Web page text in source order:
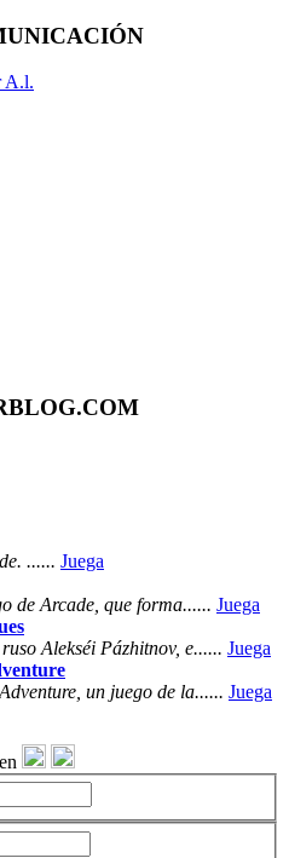
A.l.
...... Juega
de Arcade, que forma...... Juega
Alekséi Pázhitnov, e...... Juega
un juego de la...... Juega